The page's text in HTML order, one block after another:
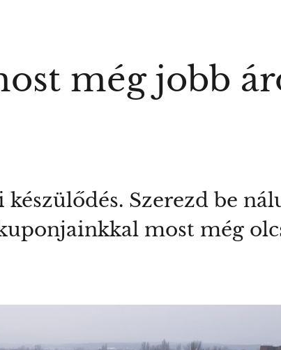
még jobb
Szerezd be
most még